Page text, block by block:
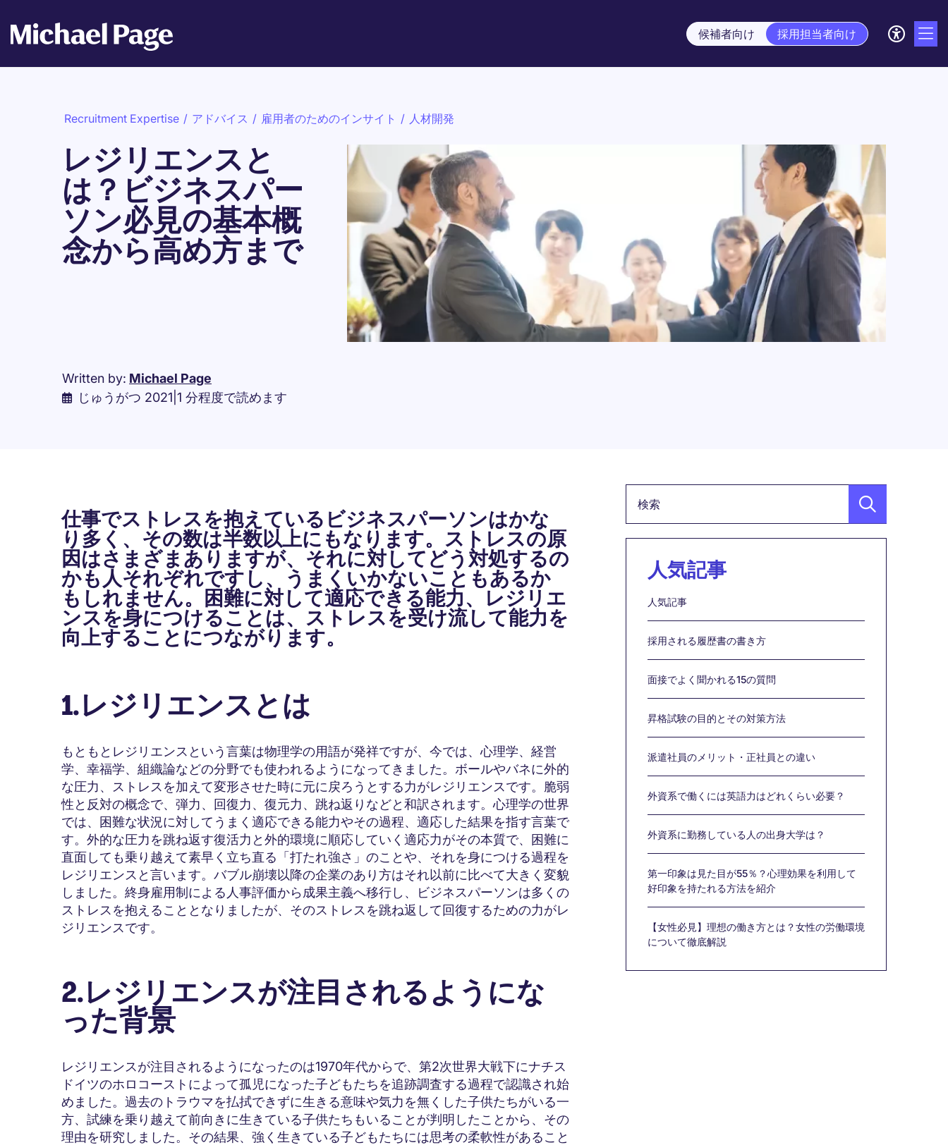
候補者向け 採用担当者向け
Recruitment Expertise / アドバイス / 雇用者のためのインサイト / 人材開発
レジリエンスと
は？ビジネスパー
ソン必見の基本概
念から高め方まで
Written by: Michael Page
じゅうがつ 2021 1 分程度で読めます
仕事でストレスを抱えているビジネスパーソンはかな
り多く、その数は半数以上にもなります。ストレスの原
因はさまざまありますが、それに対してどう対処するの
かも人それぞれですし、うまくいかないこともあるか
もしれません。困難に対して適応できる能力、レジリエ
ンスを身につけることは、ストレスを受け流して能力を
向上することにつながります。
1.レジリエンスとは
もともとレジリエンスという言葉は物理学の用語が発祥ですが、今では、心理学、経営
学、幸福学、組織論などの分野でも使われるようになってきました。ボールやバネに外的
な圧力、ストレスを加えて変形させた時に元に戻ろうとする力がレジリエンスです。脆弱
性と反対の概念で、弾力、回復力、復元力、跳ね返りなどと和訳されます。心理学の世界
では、困難な状況に対してうまく適応できる能力やその過程、適応した結果を指す言葉で
す。外的な圧力を跳ね返す復活力と外的環境に順応していく適応力がその本質で、困難に
直面しても乗り越えて素早く立ち直る「打たれ強さ」のことや、それを身につける過程を
レジリエンスと言います。バブル崩壊以降の企業のあり方はそれ以前に比べて大きく変貌
しました。終身雇用制による人事評価から成果主義へ移行し、ビジネスパーソンは多くの
ストレスを抱えることとなりましたが、そのストレスを跳ね返して回復するための力がレ
ジリエンスです。
2.レジリエンスが注目されるようにな
った背景
レジリエンスが注目されるようになったのは1970年代からで、第2次世界大戦下にナチス
ドイツのホロコーストによって孤児になった子どもたちを追跡調査する過程で認識され始
めました。過去のトラウマを払拭できずに生きる意味や気力を無くした子供たちがいる一
方、試練を乗り越えて前向きに生きている子供たちもいることが判明したことから、その
理由を研究しました。その結果、強く生きている子どもたちには思考の柔軟性があること
人気記事
Links
人気記事
採用される履歴書の書き方
面接でよく聞かれる15の質問
昇格試験の目的とその対策方法
派遣社員のメリット・正社員との違い
外資系で働くには英語力はどれくらい必要？
外資系に勤務している人の出身大学は？
第一印象は見た目が55％？心理効果を利用して
好印象を持たれる方法を紹介
【女性必見】理想の働き方とは？女性の労働環境
について徹底解説